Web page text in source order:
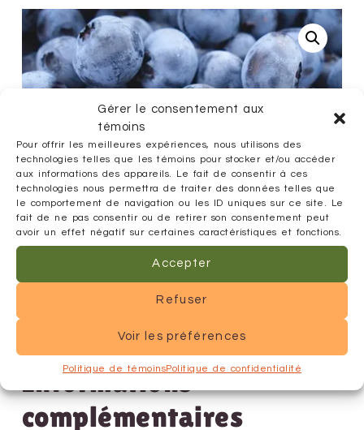
Gérer le consentement aux
témoins
Pour offrir les meilleures expériences, nous utilisons des
technologies telles que les témoins pour stocker et/ou accéder
aux informations des appareils. Le fait de consentir à ces
technologies nous permettra de traiter des données telles que
le comportement de navigation ou les ID uniques sur ce site. Le
fait de ne pas consentir ou de retirer son consentement peut
avoir un effet négatif sur certaines caractéristiques et fonctions.
Accepter
Refuser
Voir les préférences
Politique de témoinsPolitique de confidentialité
Informations
complémentaires